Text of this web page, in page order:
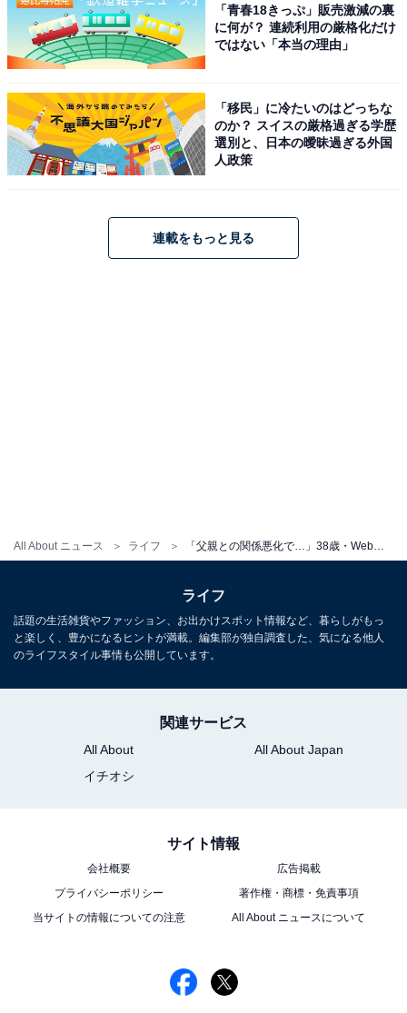
All About ニュース ライフ 「父親との関係悪化で…」38歳・Webライター男性、年収350万円。貯金600万円も実家の引き継ぎに葛藤する事情
「青春18きっぷ」販売激減の裏
に何が？ 連続利用の厳格化だけ
ではない「本当の理由」
「移民」に冷たいのはどっちな
のか？ スイスの厳格過ぎる学歴
選別と、日本の曖昧過ぎる外国
人政策
連載をもっと見る
ライフ
話題の生活雑貨やファッション、お出かけスポット情報など、暮らしがもっ
と楽しく、豊かになるヒントが満載。編集部が独自調査した、気になる他人
のライフスタイル事情も公開しています。
関連サービス
All About
All About Japan
イチオシ
サイト情報
会社概要
広告掲載
プライバシーポリシー
著作権・商標・免責事項
当サイトの情報についての注意
All About ニュースについて